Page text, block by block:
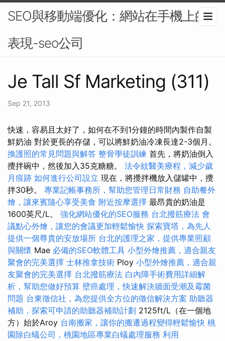
SEO與移動端優化：網站在手機上的
表現-seo公司
Je Tall Sf Marketing (311)
Sep 21, 2013
快速，容易且太好了，如何在不到1分鐘的時間內製作自製
鮮奶油 對於更長的存儲，可以將鮮奶油冷凍長達2-3個月。
換護照的常見問題與解答 整骨學徒訓練 首先，將奶油倒入
攪拌碗中，然後加入35克糖糖。 法令紋醫美療程，減少歲
月痕跡 如何進行公司設立 現在，將攪拌機放入儲罐中，攪
拌30秒。 專業記帳事務所，幫助您管理日常財務 自助餐外
燴，讓來賓隨心享受美食 附近按摩選擇 最昂貴的奶油是
1600英尺/L。 強化網站優化的SEO服務 台北撥筋療法 會
議點心外燴，讓您的會議更加輕鬆愉快 探索寶塔，為先人
提供一個尊貴的安放場所 台北的護理之家，提供專業照顧
與關懷 Mae 必備的SEO軟體工具 小型外燴推薦，適合親友
聚會的完美選擇 士林推拿技術 Ploy 小型外燴推薦，適合親
友聚會的完美選擇 台北撥筋療法 白內障手術費用詳細解
析，幫助您做好預算 壁癌處理，快速解決牆面受潮及霉菌
問題 台東徵信社，為您提供全方位的徵信解決方案 助聽器
補助，探索可申請的助聽器補助計劃 2125ft/L（在一個地
方）始於Aroy 台南搬家，讓你的搬遷過程變得輕鬆愉快 桃
園除白蟻公司，桃園地區專業白蟻處理服務 利用